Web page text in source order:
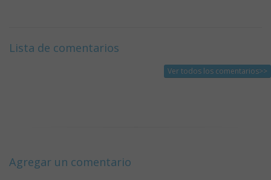
Lista de comentarios
Ver todos los comentarios>>
Agregar un comentario